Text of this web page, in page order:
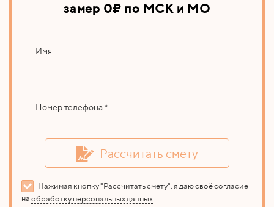
замер 0₽ по МСК и МО
Имя
Номер телефона *
Рассчитать смету
Нажимая кнопку "Рассчитать смету", я даю своё согласие
на обработку персональных данных